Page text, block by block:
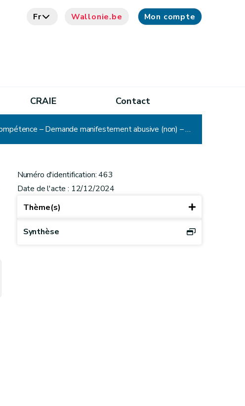
Fr Wallonie.be Mon compte
CRAIE Contact
CADA - Décision n° 463 : Gouverneur – Courrier – Ordre du jour – Délibération – Zone de police – Compétence – Demande manifestement abusive (non) – Communication
Numéro d'identification: 463
Date de l'acte : 12/12/2024
Thème(s)
Synthèse